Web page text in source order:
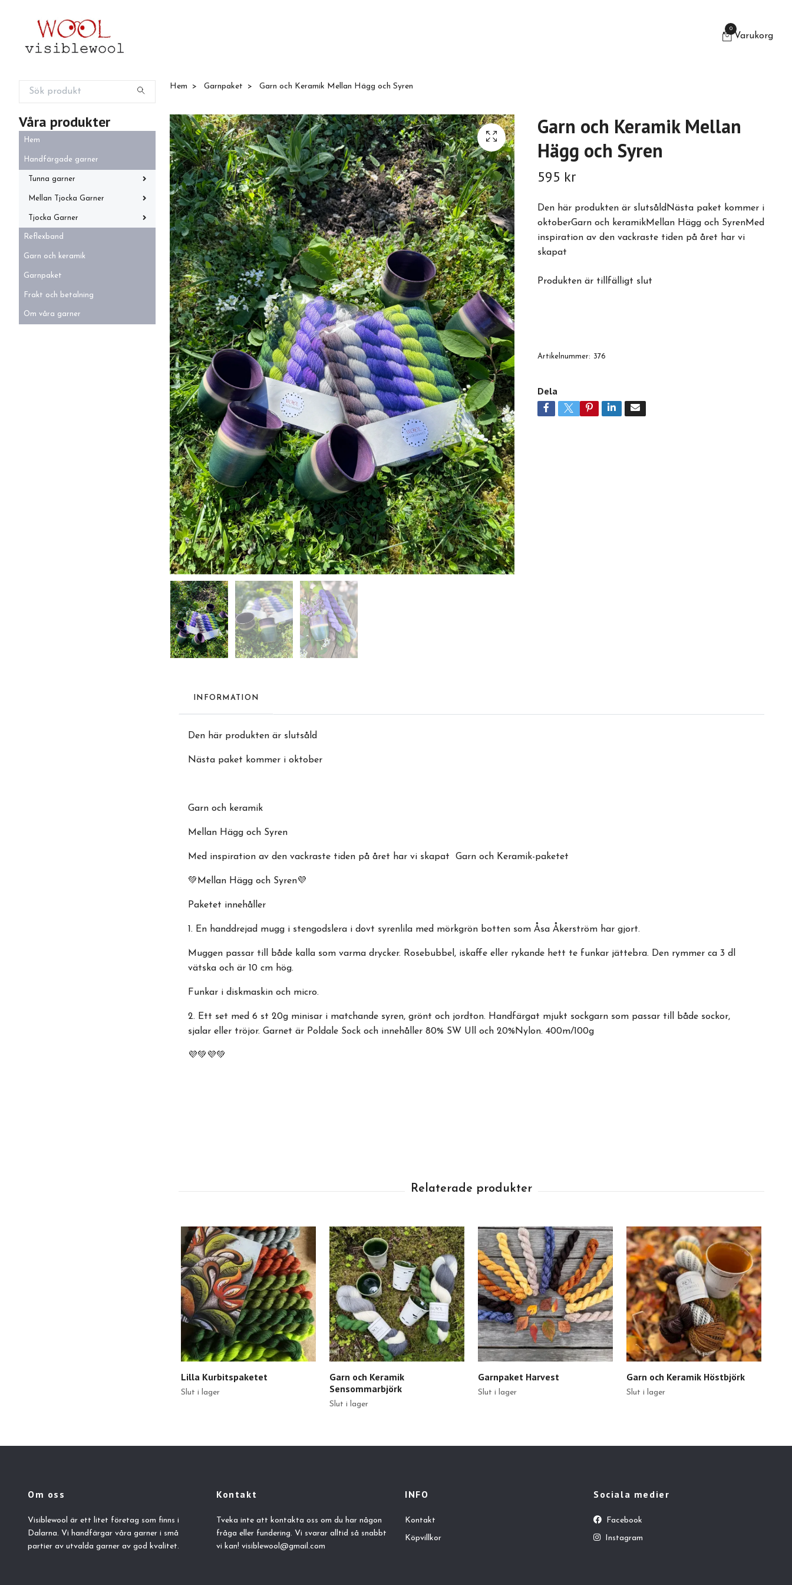
0
Varukorg
Våra produkter
Hem
Handfärgade garner
Tunna garner
Mellan Tjocka Garner
Tjocka Garner
Reflexband
Garn och keramik
Garnpaket
Frakt och betalning
Om våra garner
Hem Garnpaket Garn och Keramik Mellan Hägg och Syren
Garn och Keramik Mellan
Hägg och Syren
595 kr
Den här produkten är slutsåldNästa paket kommer i
oktoberGarn och keramikMellan Hägg och SyrenMed
inspiration av den vackraste tiden på året har vi
skapat
Produkten är tillfälligt slut
Artikelnummer: 376
Dela
INFORMATION
Den här produkten är slutsåld
Nästa paket kommer i oktober
Garn och keramik
Mellan Hägg och Syren
Med inspiration av den vackraste tiden på året har vi skapat Garn och Keramik-paketet
💚Mellan Hägg och Syren💜
Paketet innehåller
1. En handdrejad mugg i stengodslera i dovt syrenlila med mörkgrön botten som Åsa Åkerström har gjort.
Muggen passar till både kalla som varma drycker. Rosebubbel, iskaffe eller rykande hett te funkar jättebra. Den rymmer ca 3 dl
vätska och är 10 cm hög.
Funkar i diskmaskin och micro.
2. Ett set med 6 st 20g minisar i matchande syren, grönt och jordton. Handfärgat mjukt sockgarn som passar till både sockor,
sjalar eller tröjor. Garnet är Poldale Sock och innehåller 80% SW Ull och 20%Nylon. 400m/100g
💜💚💜💚
Lilla Kurbitspaketet
Slut i lager
Garn och Keramik
Sensommarbjörk
Slut i lager
Garnpaket Harvest
Slut i lager
Garn och Keramik Höstbjörk
Slut i lager
Om oss
Visiblewool är ett litet företag som finns i
Dalarna. Vi handfärgar våra garner i små
partier av utvalda garner av god kvalitet.
Kontakt
Tveka inte att kontakta oss om du har någon
fråga eller fundering. Vi svarar alltid så snabbt
vi kan! visiblewool@gmail.com
INFO
Kontakt
Köpvillkor
Sociala medier
Facebook
Instagram